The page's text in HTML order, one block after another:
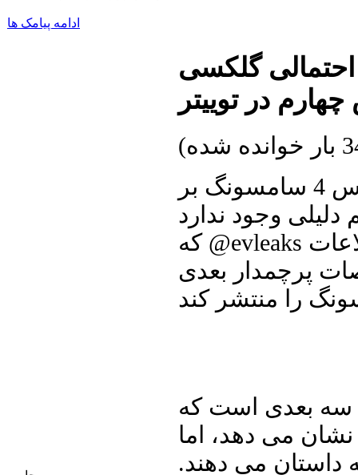
ادامه پیامک ها
گلکسی
در توییتر
شده
)
حتی اگر محافظت از اسرار گلکسی اس 4 سامسونگ بر
وجود ندارد
که @evleaks از توییتر نتواند همانند گذشته به برخی اطلاعات
پرچمدار بعدی
سه بعدی است که
می دهد، اما
می دهند.